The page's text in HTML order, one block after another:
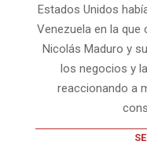
Estados Unidos
Venezuela en la que
Nicolás Maduro y
los negocios y
reaccionando a